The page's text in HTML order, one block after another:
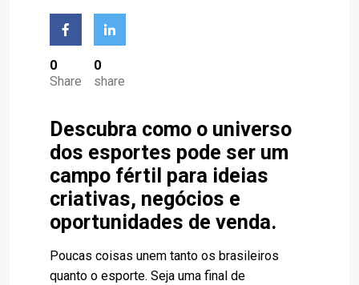
0
Share
0
share
Descubra como o universo
dos esportes pode ser um
campo fértil para ideias
criativas, negócios e
oportunidades de venda.
Poucas coisas unem tanto os brasileiros
quanto o esporte. Seja uma final de